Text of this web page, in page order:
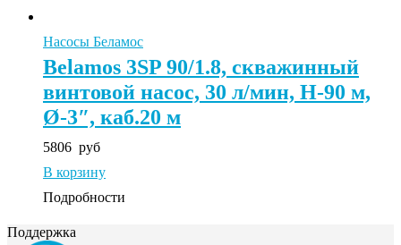
Насосы Беламос
Belamos 3SP 90/1.8, скважинный
винтовой насос, 30 л/мин, Н-90 м,
Ø-3″, каб.20 м
5806 руб
В корзину
Подробности
Поддержка